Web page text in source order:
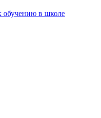
обучению в школе